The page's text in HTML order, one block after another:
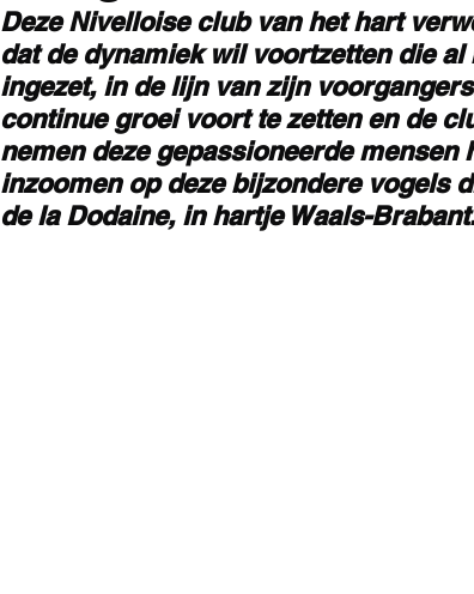
Deze Nivelloise club van het hart
dat de dynamiek wil voortzetten die
ingezet, in de lijn van zijn
continue groei voort te zetten en de
nemen deze gepassioneerde mensen
inzoomen op deze bijzondere vogels
de la Dodaine, in hartje Waals-